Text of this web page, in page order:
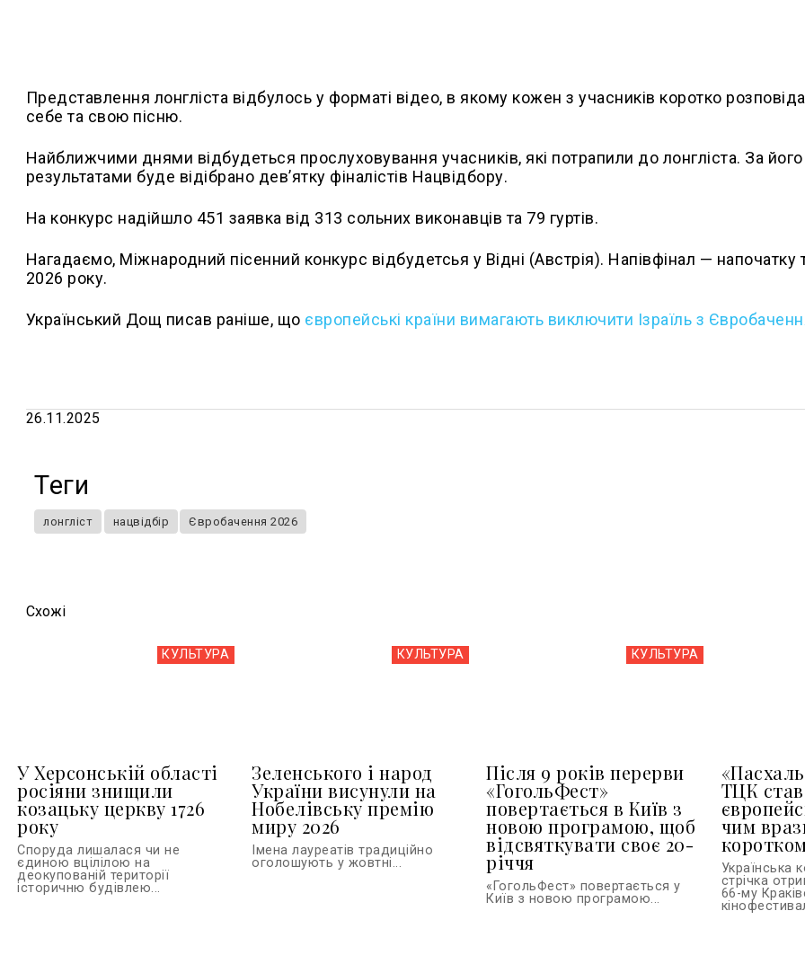
Представлення лонгліста відбулось у форматі відео, в якому кожен з учасників коротко
себе та свою пісню.
Найближчими днями відбудеться прослуховування учасників, які потрапили до лонгліста. За його
результатами буде відібрано дев’ятку фіналістів Нацвідбору.
На конкурс надійшло 451 заявка від 313 сольних виконавців та 79 гуртів.
Нагадаємо, Міжнародний пісенний конкурс відбудетсья у Відні (Австрія). Напівфінал — напочатку
2026 року.
Український Дощ писав раніше, що європейські країни вимагають виключити Ізраїль з
26.11.2025
Теги
лонгліст нацвідбір Євробачення 2026
Схожi
КУЛЬТУРА
У Херсонській області
росіяни знищили
козацьку церкву 1726
року
Споруда лишалася чи не
єдиною вцілілою на
деокупованій території
історичню будівлею...
КУЛЬТУРА
Зеленського і народ
України висунули на
Нобелівську премію
миру 2026
Імена лауреатів традиційно
оголошують у жовтні...
КУЛЬТУРА
Після 9 років перерви
«ГогольФест»
повертається в Київ з
новою програмою, щоб
відсвяткувати своє 20-
річчя
«ГогольФест» повертається у
Київ з новою програмою...
ТЦК
чим
Українська
стрічка
66-му